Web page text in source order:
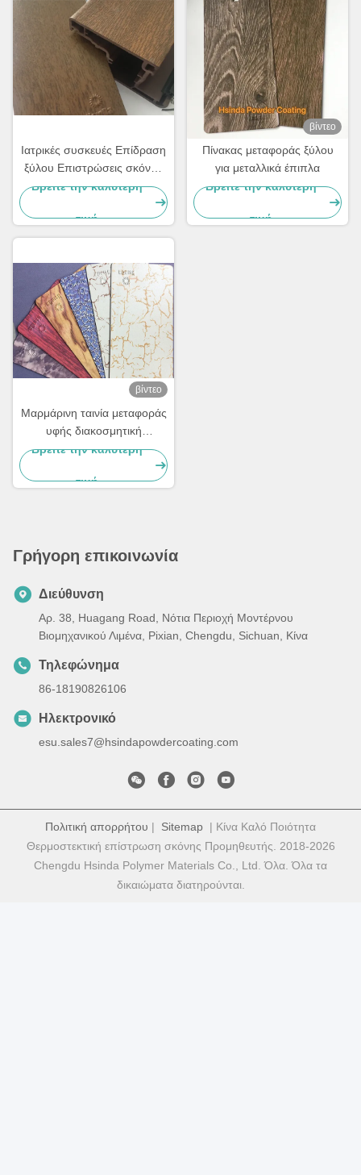
Ιατρικές συσκευές Επίδραση
ξύλου Επιστρώσεις σκόνης
Μη τοξικές Προστασία του
Βρείτε την καλύτερη
τιμή
βίντεο
Πίνακας μεταφοράς ξύλου
για μεταλλικά έπιπλα
Βρείτε την καλύτερη
τιμή
βίντεο
Μαρμάρινη ταινία μεταφοράς
υφής διακοσμητική
επίστρωση σε σκόνη για
Βρείτε την καλύτερη
τιμή
Γρήγορη επικοινωνία
Διεύθυνση
Αρ. 38, Huagang Road, Νότια Περιοχή Μοντέρνου
Βιομηχανικού Λιμένα, Pixian, Chengdu, Sichuan, Κίνα
Τηλεφώνημα
86-18190826106
Ηλεκτρονικό
esu.sales7@hsindapowdercoating.com
Πολιτική απορρήτου | Sitemap | Κίνα Καλό Ποιότητα
Θερμοστεκτική επίστρωση σκόνης Προμηθευτής. 2018-2026
Chengdu Hsinda Polymer Materials Co., Ltd. Όλα. Όλα τα
δικαιώματα διατηρούνται.